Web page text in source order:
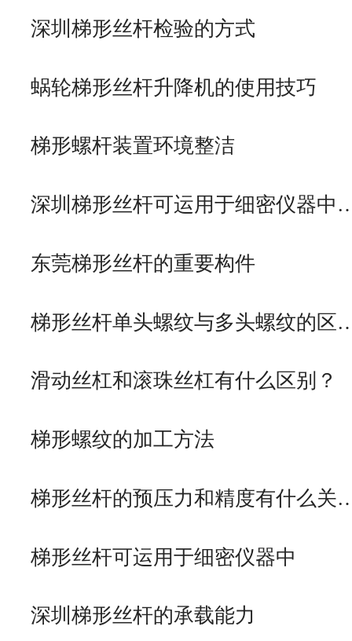
深圳梯形丝杆检验的方式
蜗轮梯形丝杆升降机的使用技巧
梯形螺杆装置环境整洁
深圳梯形丝杆可运用于细密仪器中
东莞梯形丝杆的重要构件
梯形丝杆单头螺纹与多头螺纹的区
滑动丝杠和滚珠丝杠有什么区别？
梯形螺纹的加工方法
梯形丝杆的预压力和精度有什么关
梯形丝杆可运用于细密仪器中
深圳梯形丝杆的承载能力